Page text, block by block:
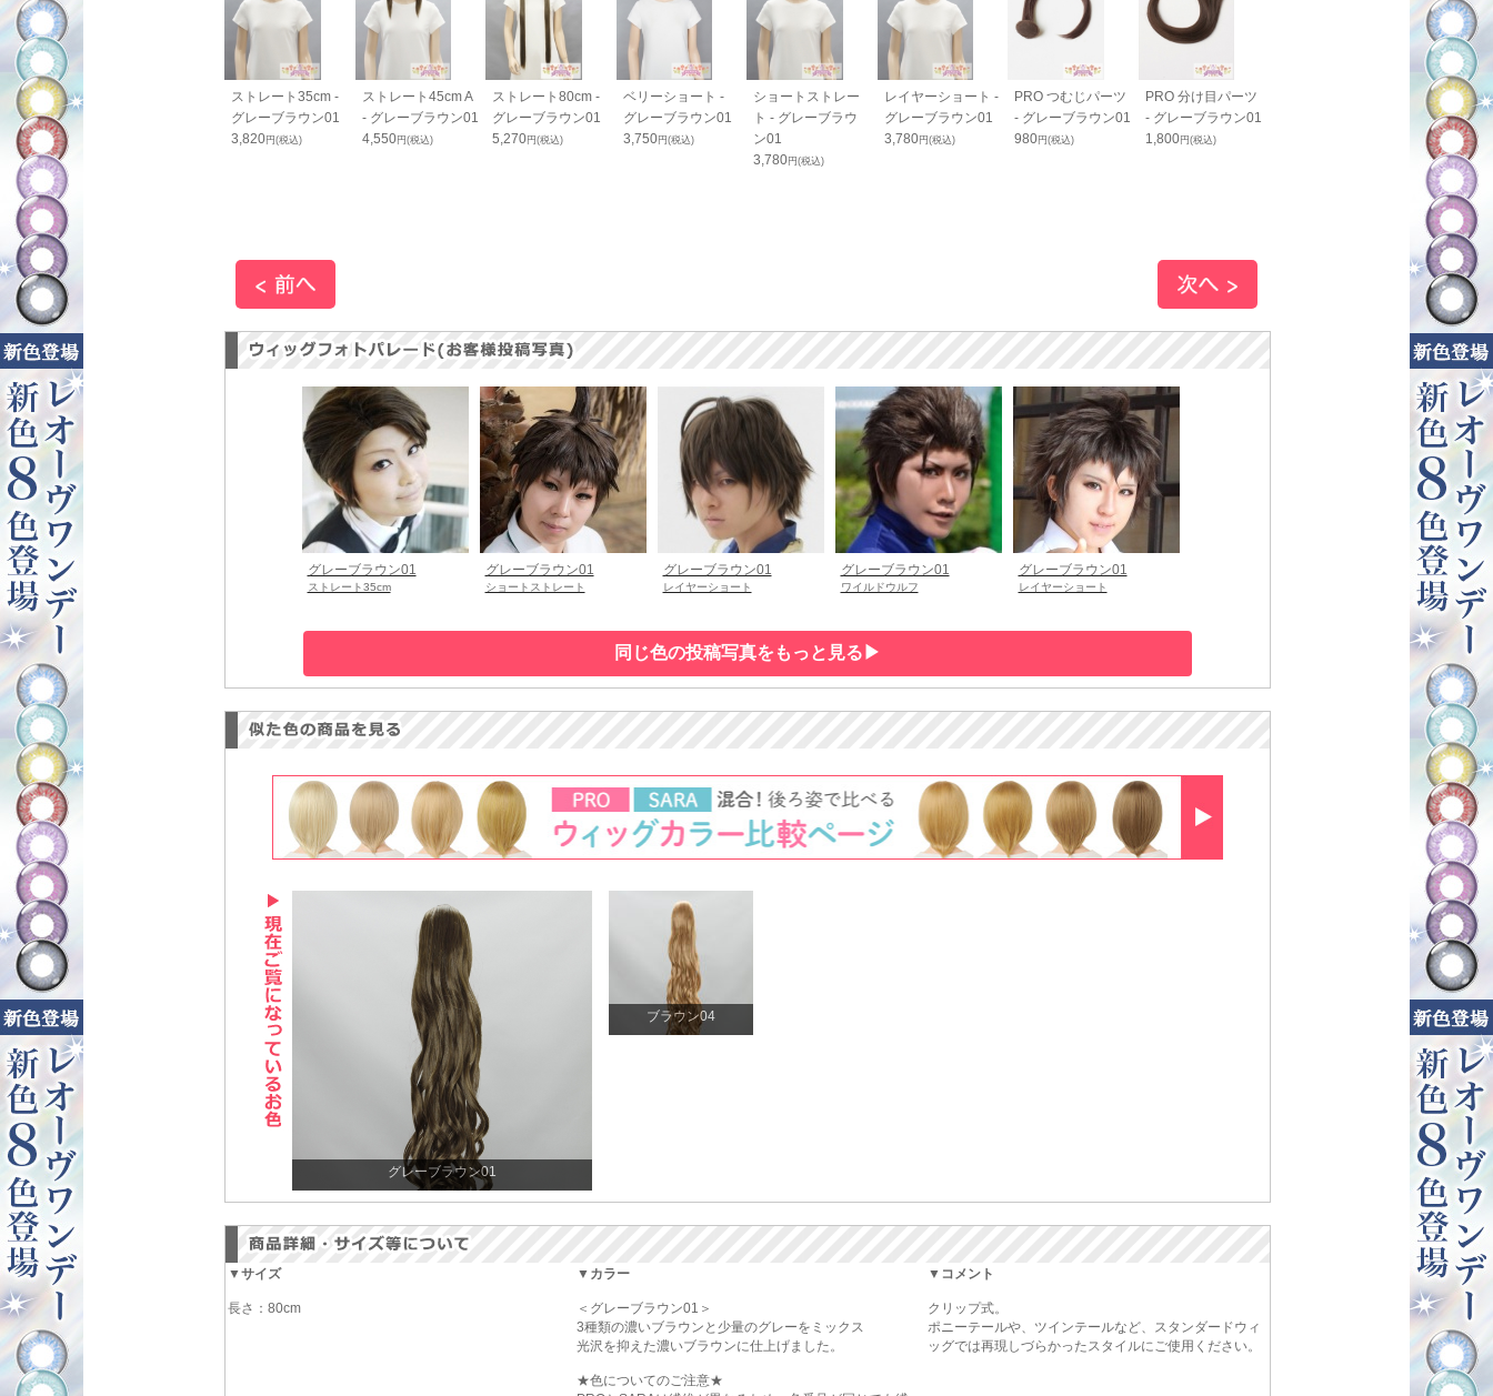
バンス80cm
ーブラウン01
円(税込)
円(税込)
ストレート35cm -
グレーブラウン01
3,820円(税込)
ストレート45cm A
- グレーブラウン01
4,550円(税込)
ストレート80cm -
グレーブラウン01
5,270円(税込)
ベリーショート -
グレーブラウン01
3,750円(税込)
ショートストレー
ト - グレーブラウ
ン01
3,780円(税込)
レイヤーショート -
グレーブラウン01
3,780円(税込)
PRO つむじパーツ
- グレーブラウン01
980円(税込)
PRO 分け目パーツ
- グレーブラウン01
1,800円(税込)
PRO 生え際
ロング N - グ
ブラウン01
2,460円(税込)
1,900円(税込)
23%OFF
グレーブラウン01
ストレート35cm
グレーブラウン01
ショートストレート
グレーブラウン01
レイヤーショート
グレーブラウン01
ワイルドウルフ
グレーブラウン01
レイヤーショート
グレーブラウン01
ブラウン04
▼サイズ
長さ：80cm
▼カラー
＜グレーブラウン01＞
3種類の濃いブラウンと少量のグレーをミックス
光沢を抑えた濃いブラウンに仕上げました。
★色についてのご注意★
▼コメント
クリップ式。
ポニーテールや、ツインテールなど、スタンダードウィ
ッグでは再現しづらかったスタイルにご使用ください。